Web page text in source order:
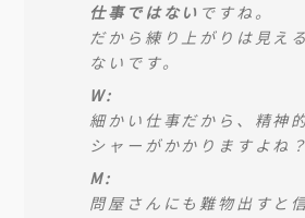
仕事ではない ですね。
だから練り上がりは見え
ないです。
W:
細かい仕事だから、精神
シャーがかかりますよね？
M:
問屋さんにも難物出すと